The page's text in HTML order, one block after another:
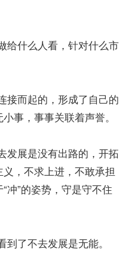
给什么人看，针对什么市
接而起的，形成了自己的
事，事事关联着声誉。
发展是没有出路的，开拓
，不求上进，不敢承担
冲”的姿势，守是守不住
了不去发展是无能。